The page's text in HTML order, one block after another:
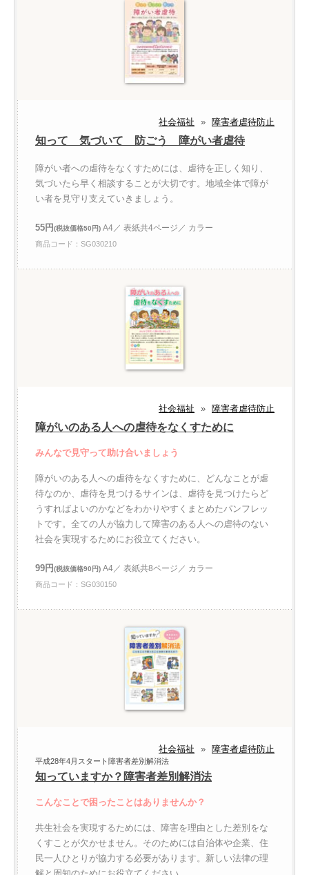
社会福祉 » 障害者虐待防止
知って 気づいて 防ごう 障がい者虐待
障がい者への虐待をなくすためには、虐待を正しく知り、
気づいたら早く相談することが大切です。地域全体で障が
い者を見守り支えていきましょう。
55円(税抜価格50円) A4／ 表紙共4ページ／ カラー
商品コード：SG030210
社会福祉 » 障害者虐待防止
障がいのある人への虐待をなくすために
みんなで見守って助け合いましょう
障がいのある人への虐待をなくすために、どんなことが虐
待なのか、虐待を見つけるサインは、虐待を見つけたらど
うすればよいのかなどをわかりやすくまとめたパンフレッ
トです。全ての人が協力して障害のある人への虐待のない
社会を実現するためにお役立てください。
99円(税抜価格90円) A4／ 表紙共8ページ／ カラー
商品コード：SG030150
社会福祉 » 障害者虐待防止
平成28年4月スタート障害者差別解消法
知っていますか？障害者差別解消法
こんなことで困ったことはありませんか？
共生社会を実現するためには、障害を理由とした差別をな
くすことが欠かせません。そのためには自治体や企業、住
民一人ひとりが協力する必要があります。新しい法律の理